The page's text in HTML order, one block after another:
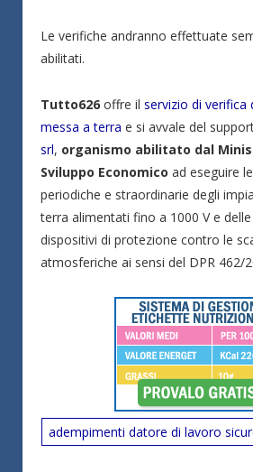
Le verifiche andranno effettuate
abilitati.
Tutto626 offre il servizio di verifica
messa a terra e si avvale del
srl, organismo abilitato dal
Sviluppo Economico ad eseguire
periodiche e straordinarie degli
terra alimentati fino a 1000 V e
dispositivi di protezione contro le
atmosferiche ai sensi del DPR 462/
adempimenti datore di lavoro